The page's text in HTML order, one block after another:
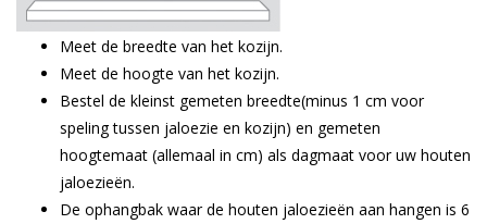
Meet de breedte van het kozijn.
Meet de hoogte van het kozijn.
Bestel de kleinst gemeten breedte(minus 1 cm voor
speling tussen jaloezie en kozijn) en gemeten
hoogtemaat (allemaal in cm) als dagmaat voor uw houten
jaloezieën.
De ophangbak waar de houten jaloezieën aan hangen is 6